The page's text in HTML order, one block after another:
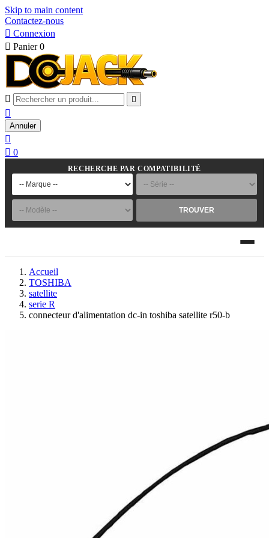
Skip to main content
Contactez-nous
 Connexion
 Panier 0
 

Annuler

 0
RECHERCHE PAR COMPATIBILITÉ
TROUVER
Accueil
TOSHIBA
satellite
serie R
connecteur d'alimentation dc-in toshiba satellite r50-b